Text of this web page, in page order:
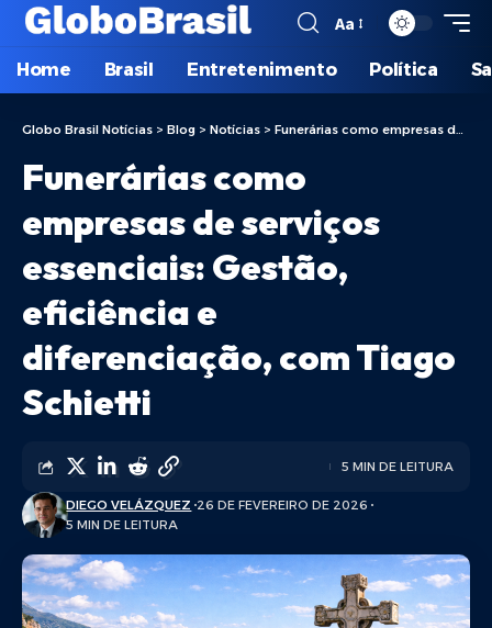
Aa
Home Brasil Entretenimento Política
Globo Brasil Notícias > Blog > Notícias > Funerárias como empresas de serviços essenciais: Gestão, eficiência e diferenciação, com Tiago Schietti
Funerárias como
empresas de serviços
essenciais: Gestão,
eficiência e
diferenciação, com Tiago
Schietti
DIEGO VELÁZQUEZ 26 DE FEVEREIRO DE 2026
5 MIN DE LEITURA
5 MIN DE LEITURA